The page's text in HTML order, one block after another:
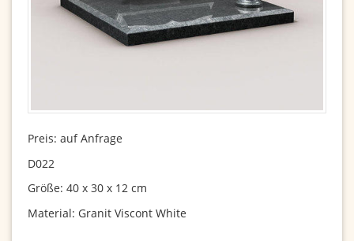
Preis: auf Anfrage
D022
Größe: 40 x 30 x 12 cm
Material: Granit Viscont White